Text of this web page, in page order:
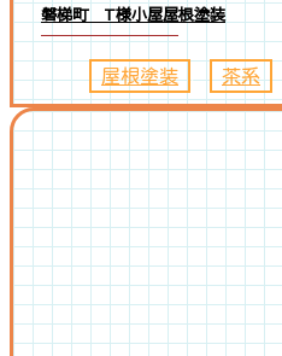
磐梯町 T様小屋屋根塗装
屋根塗装 、 茶系